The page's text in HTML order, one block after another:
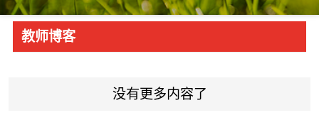
教师博客
没有更多内容了